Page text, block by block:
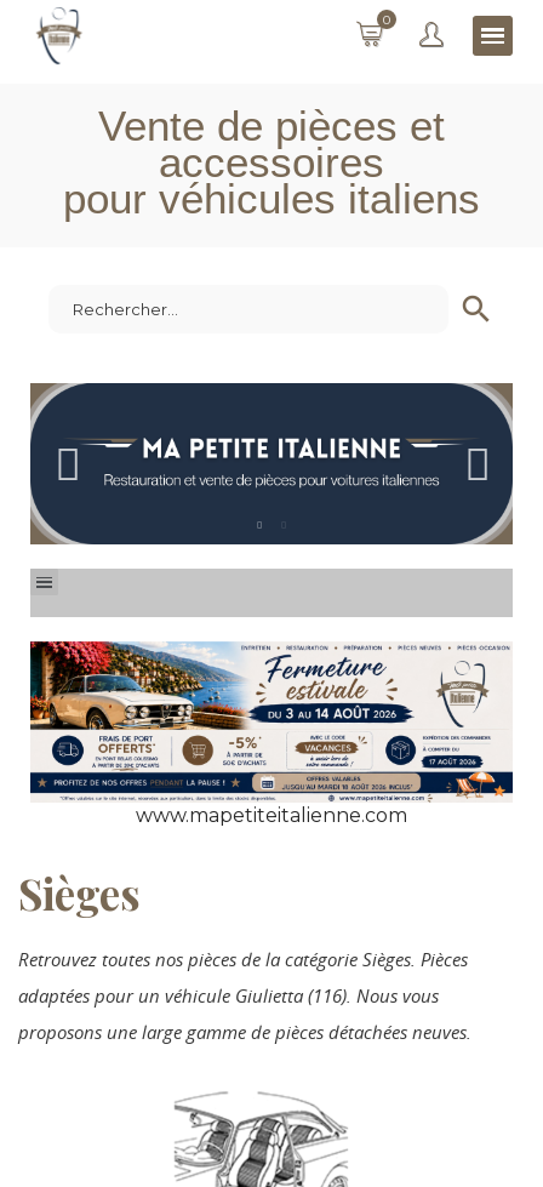
0
Vente de pièces et
accessoires
pour véhicules italiens
www.mapetiteitalienne.com
Sièges
Retrouvez toutes nos pièces de la catégorie Sièges. Pièces
adaptées pour un véhicule Giulietta (116). Nous vous
proposons une large gamme de pièces détachées neuves.